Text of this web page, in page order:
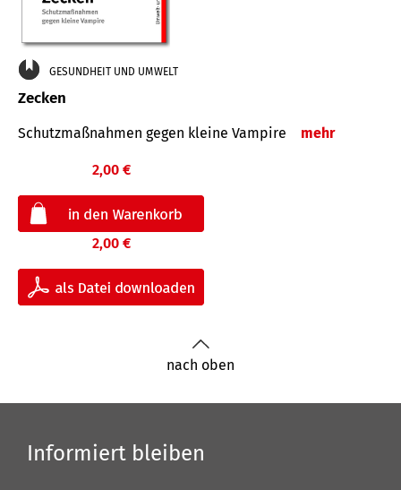
GESUNDHEIT UND UMWELT
Zecken
Schutz­maß­nahmen gegen kleine Vampire mehr
2,00 €
2,00 €
nach oben
Informiert bleiben